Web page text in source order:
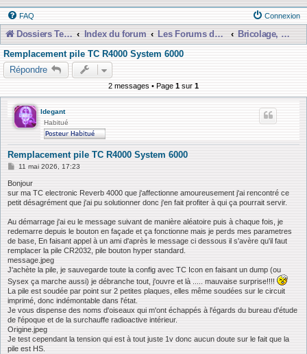
FAQ Connexion
Dossiers Techniques Index du forum Les Forums de Discussions
Bricolage, Dépannage, Construction
Remplacement pile TC R4000 System 6000
Répondre
2 messages • Page 1 sur 1
ldegant
Habitué
Remplacement pile TC R4000 System 6000
M
s
s
a
g
11 mai 2026, 17:23
Bonjour
sur ma TC electronic Reverb 4000 que j'affectionne amoureusement j'ai rencontré ce
petit désagrément que j'ai pu solutionner donc j'en fait profiter à qui ça pourrait servir.
Au démarrage j'ai eu le message suivant de manière aléatoire puis à chaque fois, je
redemarre depuis le bouton en façade et ça fonctionne mais je perds mes parametres
de base, En faisant appel à un ami d'après le message ci dessous il s'avère qu'il faut
remplacer la pile CR2032, pile bouton hyper standard.
message.jpeg
J'achète la pile, je sauvegarde toute la config avec TC Icon en faisant un dump (ou
Sysex ça marche aussi) je débranche tout, j'ouvre et là ..... mauvaise surprise!!!!
La pile est soudée par point sur 2 petites plaques, elles même soudées sur le circuit
imprimé, donc indémontable dans l'état.
Je vous dispense des noms d'oiseaux qui m'ont échappés à l'égards du bureau d'étude
de l'époque et de la surchauffe radioactive intérieur.
Origine.jpeg
Je test cependant la tension qui est à tout juste 1v donc aucun doute sur le fait que la
pile est HS.